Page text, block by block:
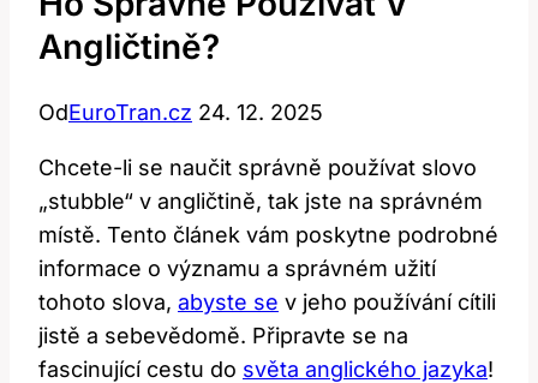
Angličtině?
OdEuroTran.cz 24. 12. 2025
Chcete-li se naučit správně používat slovo
„stubble“ v angličtině, tak jste na správném
místě. Tento článek vám poskytne podrobné
informace o významu a správném užití
tohoto slova, abyste se v jeho používání cítili
jistě a sebevědomě. Připravte se na
fascinující cestu do světa anglického jazyka!